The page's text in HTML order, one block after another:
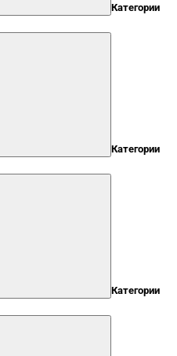
Категории
Категории
Категории